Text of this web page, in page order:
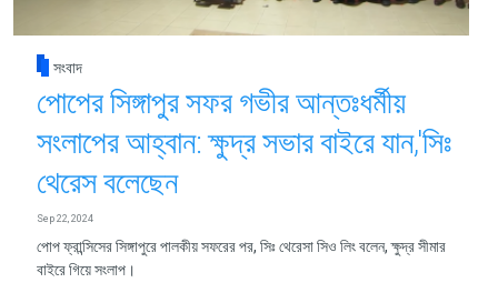
সংবাদ
পোপের সিঙ্গাপুর সফর গভীর আন্তঃধর্মীয়
সংলাপের আহ্বান: ক্ষুদ্র সভার বাইরে যান,'সিঃ
থেরেস বলেছেন
Sep 22, 2024
পোপ ফ্রান্সিসের সিঙ্গাপুরে পালকীয় সফরের পর, সিঃ থেরেসা সিও লিং বলেন, ক্ষুদ্র সীমার
বাইরে গিয়ে সংলাপ।